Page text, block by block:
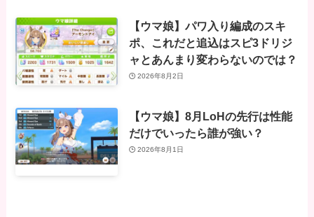
【ウマ娘】パワ入り編成のスキ
ポ、これだと追込はスピ3ドリジ
ャとあんまり変わらないのでは？
2026年8月2日
【ウマ娘】8月LoHの先行は性能
だけでいったら誰が強い？
2026年8月1日